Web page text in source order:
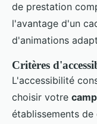
de prestation
l'avantage d'un
d'animations
Critères
L'accessibilité
choisir votre
établissements